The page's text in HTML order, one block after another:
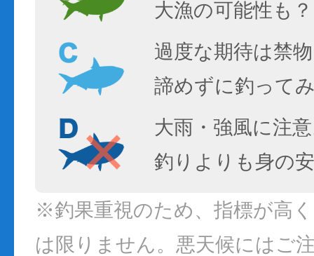
大漁の可能性も？
過度な期待は禁
諦めずに釣って
大雨・強風に注
釣りよりも身の
※釣果重視のため、指標が高
は限りません。悪天候にはご